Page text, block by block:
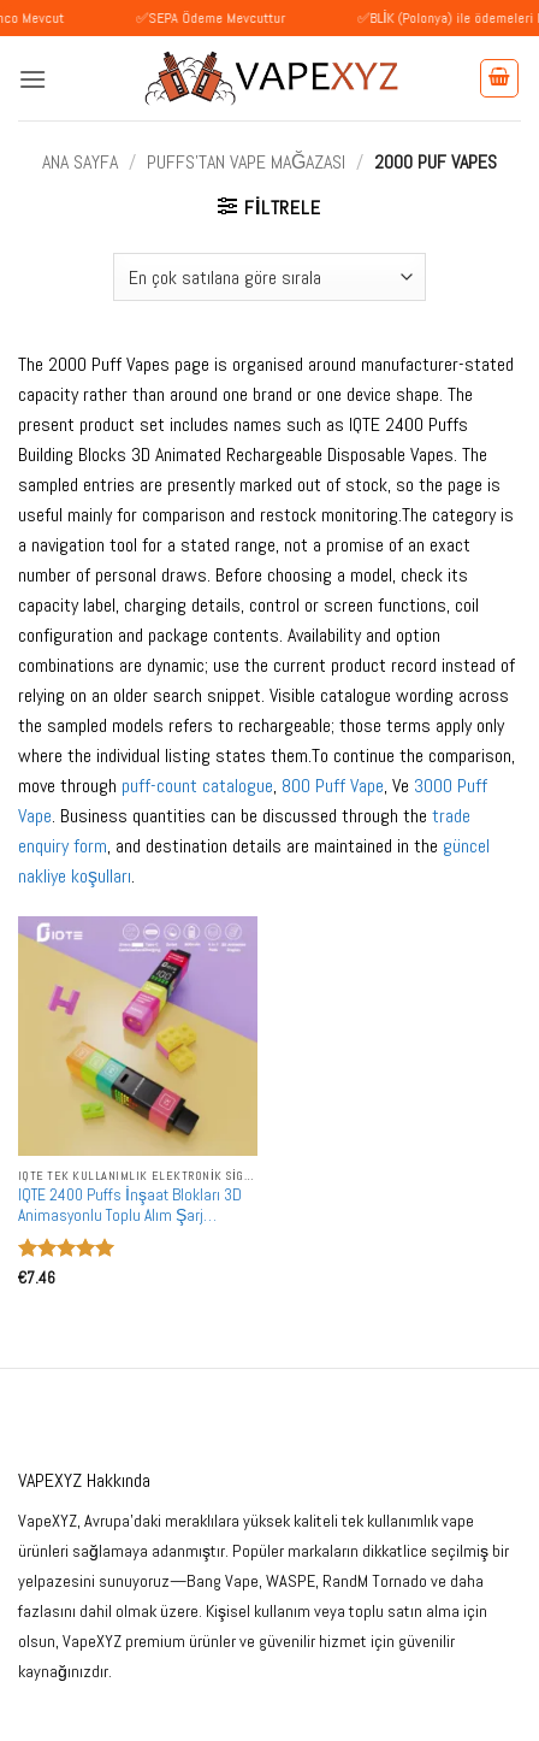
İçeriğe
atla
✅SEPA Ödeme Mevcuttur ✅BLİK (Polonya) ile ödemeleri kabul
ANA SAYFA / PUFFS'TAN VAPE MAĞAZASI / 2000 PUF VAPES
FILTRELE
The 2000 Puff Vapes page is organised around manufacturer-stated
capacity rather than around one brand or one device shape. The
present product set includes names such as IQTE 2400 Puffs
Building Blocks 3D Animated Rechargeable Disposable Vapes. The
sampled entries are presently marked out of stock, so the page is
useful mainly for comparison and restock monitoring.The category is
a navigation tool for a stated range, not a promise of an exact
number of personal draws. Before choosing a model, check its
capacity label, charging details, control or screen functions, coil
configuration and package contents. Availability and option
combinations are dynamic; use the current product record instead of
relying on an older search snippet. Visible catalogue wording across
the sampled models refers to rechargeable; those terms apply only
where the individual listing states them.To continue the comparison,
move through puff-count catalogue, 800 Puff Vape, Ve 3000 Puff
Vape. Business quantities can be discussed through the trade
enquiry form, and destination details are maintained in the güncel
nakliye koşulları.
IQTE TEK KULLANIMLIK ELEKTRONIK SIGARALAR
IQTE 2400 Puffs İnşaat Blokları 3D
Animasyonlu Toplu Alım Şarj
Edilebilir Tek Kullanımlık Vape
Toptan Satış
5 üzerinden
€7.46
VAPEXYZ Hakkında
VapeXYZ, Avrupa'daki meraklılara yüksek kaliteli tek kullanımlık vape
ürünleri sağlamaya adanmıştır. Popüler markaların dikkatlice seçilmiş bir
yelpazesini sunuyoruz—Bang Vape, WASPE, RandM Tornado ve daha
fazlasını dahil olmak üzere. Kişisel kullanım veya toplu satın alma için
olsun, VapeXYZ premium ürünler ve güvenilir hizmet için güvenilir
kaynağınızdır.